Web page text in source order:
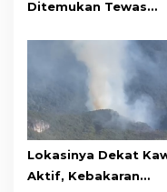
Ditemukan Tewas
Lokasinya Dekat
Aktif, Kebakaran